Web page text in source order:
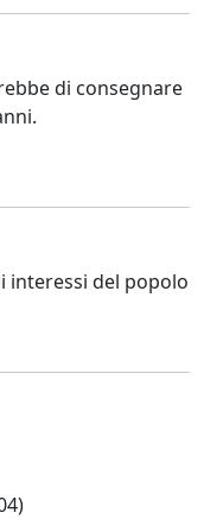
di consegnare
interessi del popolo